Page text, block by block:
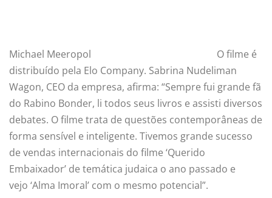
Michael Meeropol
O filme é
distribuído pela Elo Company. Sabrina Nudeliman
Wagon, CEO da empresa, afirma: “Sempre fui grande fã
do Rabino Bonder, li todos seus livros e assisti diversos
debates. O filme trata de questões contemporâneas de
forma sensível e inteligente. Tivemos grande sucesso
de vendas internacionais do filme ‘Querido
Embaixador’ de temática judaica o ano passado e
vejo ‘Alma Imoral’ com o mesmo potencial”.